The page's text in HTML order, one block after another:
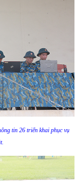
tin 26 triển khai phục vụ